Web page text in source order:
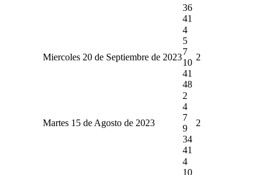
36
41
Miercoles 20 de Septiembre de 2023
4
5
7
10
41
48
2
Martes 15 de Agosto de 2023
2
4
7
9
34
41
2
4
10